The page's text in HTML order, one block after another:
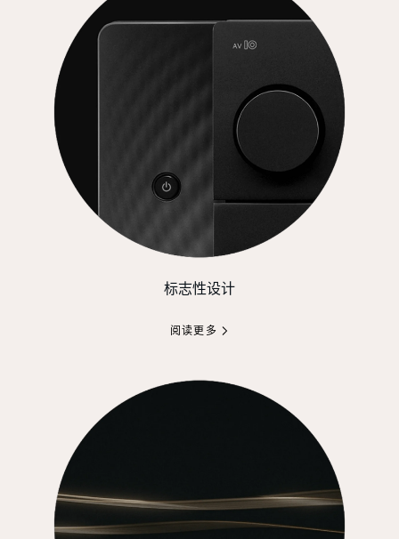
标志性设计
阅读更多